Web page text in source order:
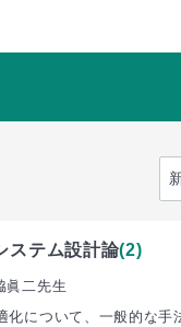
ステム設計論(2)
眞二先生
化について、一般的な手